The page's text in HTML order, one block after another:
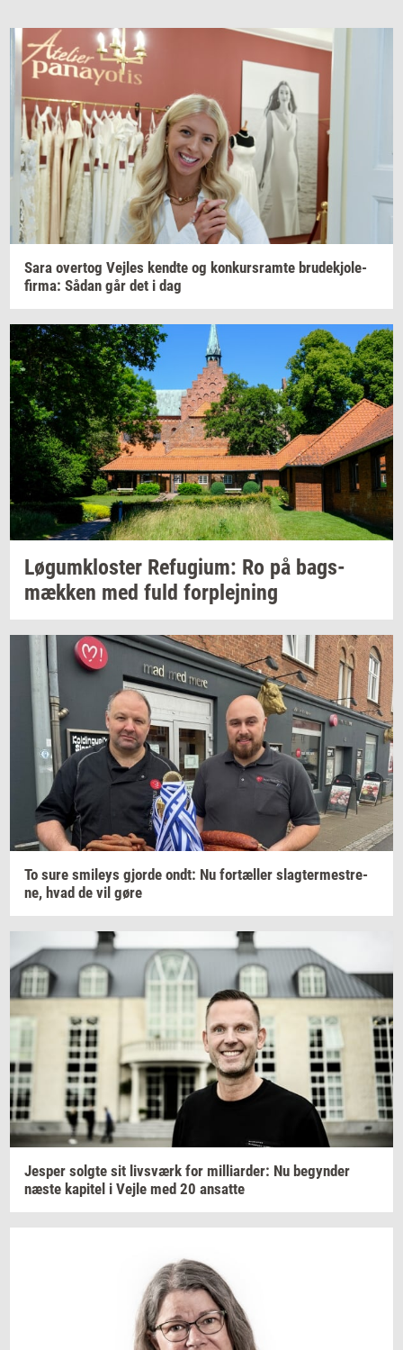
Sara over­tog Vej­les kend­te og kon­kurs­ram­te bru­dekjo­le­
fir­ma: Sådan går det i dag
Løgum­klo­ster Re­fu­gi­um: Ro på bags­
mæk­ken med fuld for­plej­ning
To sure smileys gjor­de ondt: Nu for­tæl­ler slag­ter­me­stre­
ne, hvad de vil gøre
Jes­per solg­te sit livs­værk for mil­li­ar­der: Nu be­gyn­der
næste ka­pi­tel i Vejle med 20 an­sat­te